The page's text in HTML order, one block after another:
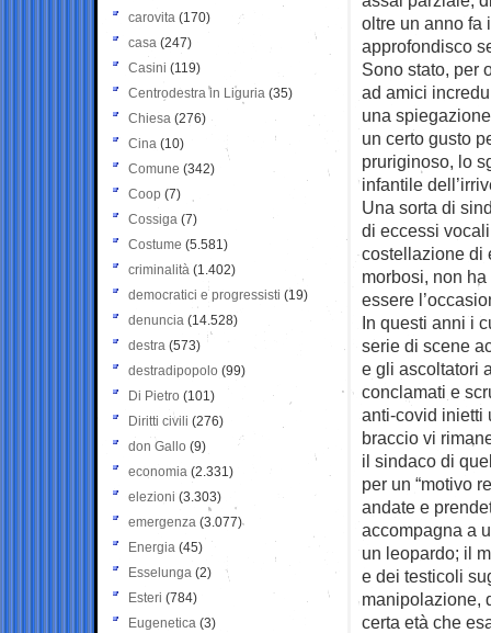
oltre un anno fa
approfondisco
Sono stato, per
ad amici
una
un certo gusto
pruriginoso, lo
infantile
Una sorta di
di eccessi
costellazione di
morbosi, non
essere
In questi anni i
serie di scene
e gli ascoltatori
conclamati e
anti-covid inietti
braccio vi
il sindaco di
per un “motivo
andate e
accompagna a
un leopardo; il
e dei testicoli
manipolazione,
certa età che
carovita (170)
casa (247)
Casini (119)
Centrodestra in Liguria (35)
Chiesa (276)
Cina (10)
Comune (342)
Coop (7)
Cossiga (7)
Costume (5.581)
criminalità (1.402)
democratici e progressisti (19)
denuncia (14.528)
destra (573)
destradipopolo (99)
Di Pietro (101)
Diritti civili (276)
don Gallo (9)
economia (2.331)
elezioni (3.303)
emergenza (3.077)
Energia (45)
Esselunga (2)
Esteri (784)
Eugenetica (3)